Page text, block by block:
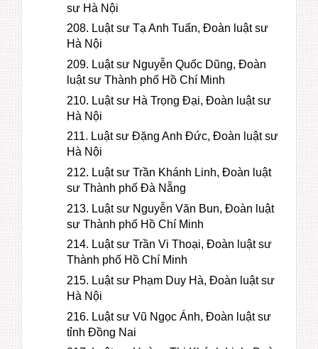
sư Hà Nội
208. Luật sư Tạ Anh Tuấn, Đoàn luật sư
Hà Nội
209. Luật sư Nguyễn Quốc Dũng, Đoàn
luật sư Thành phố Hồ Chí Minh
210. Luật sư Hà Trọng Đại, Đoàn luật sư
Hà Nội
211. Luật sư Đặng Anh Đức, Đoàn luật sư
Hà Nội
212. Luật sư Trần Khánh Linh, Đoàn luật
sư Thành phố Đà Nẵng
213. Luật sư Nguyễn Văn Bun, Đoàn luật
sư Thành phố Hồ Chí Minh
214. Luật sư Trần Vi Thoại, Đoàn luật sư
Thành phố Hồ Chí Minh
215. Luật sư Phạm Duy Hà, Đoàn luật sư
Hà Nội
216. Luật sư Vũ Ngọc Ánh, Đoàn luật sư
tỉnh Đồng Nai